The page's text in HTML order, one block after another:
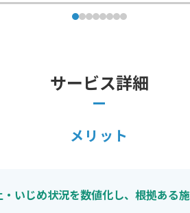
サービス詳細
メリット
いじめ状況を数値化し、根拠ある